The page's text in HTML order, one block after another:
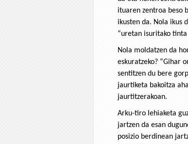
ituaren zentroa beso
ikusten da. Nola ikus
“uretan isuritako
Nola moldatzen da
eskuratzeko? “Gihar
sentitzen du bere
jaurtiketa bakoitza
jaurtitzerakoan.
Arku-tiro lehiaketa
jartzen da esan
posizio berdinean